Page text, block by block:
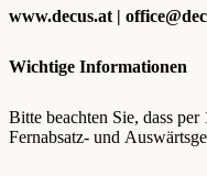
www.decus.at |
Wichtige Informationen
Bitte beachten Sie, dass
Fernabsatz- und